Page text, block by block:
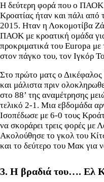
Η δεύτερη φορά που ο ΠΑΟΚ
Κροατίας ήταν και πάλι από
2015. Ηταν η Λοκομοτίβα
ΠΑΟΚ με κροατική ομάδα
προκριματικά του Europa
στον πάγκο του, τον Ιγκόρ
Στο πρώτο ματς ο
και μάλιστα πριν
στο 88’ της αναμέτρησης
τελικό 2-1. Μια εβδομάδα
Ισοπέδωσε με 6-0 τους
να σκοράρει τρεις φορές
Ακολούθησε το γκολ του
και το δεύτερο του Μακ για
3. Η βραδιά του…. Ελ